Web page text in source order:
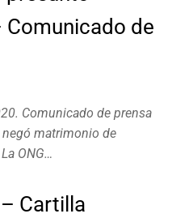
de
Comunicado de prensa
matrimonio de
ONG…
Cartilla